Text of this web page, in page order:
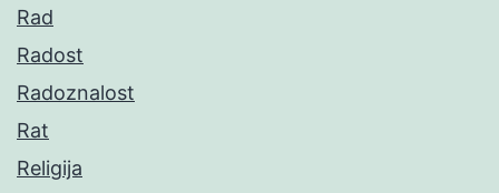
Rad
Radost
Radoznalost
Rat
Religija